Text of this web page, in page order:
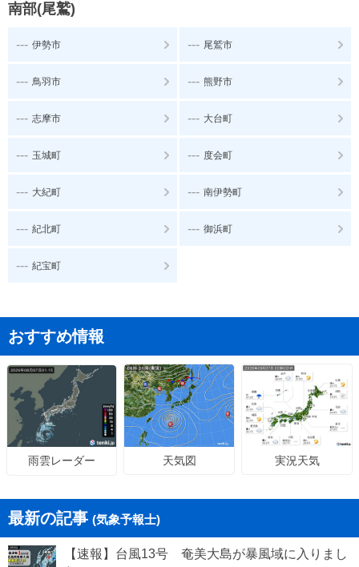
南部(尾鷲)
--- 伊勢市 --- 尾鷲市
--- 鳥羽市 --- 熊野市
--- 志摩市 --- 大台町
--- 玉城町 --- 度会町
--- 大紀町 --- 南伊勢町
--- 紀北町 --- 御浜町
--- 紀宝町
おすすめ情報
雨雲レーダー 天気図 実況天気
最新の記事 (気象予報士)
【速報】台風13号 奄美大島が暴風域に入りまし